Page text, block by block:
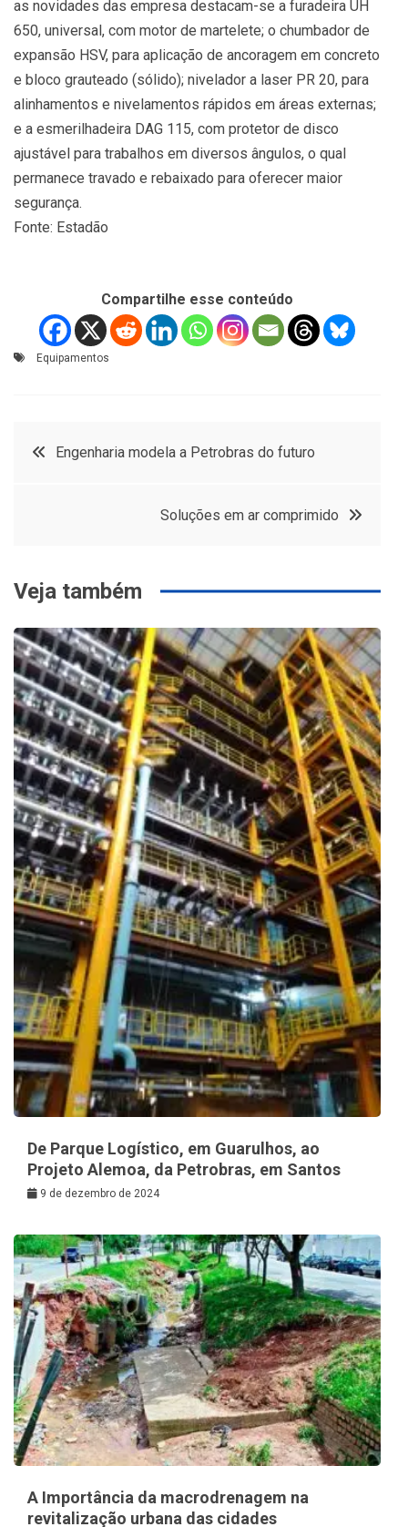
as novidades das empresa destacam-se a furadeira UH
650, universal, com motor de martelete; o chumbador de
expansão HSV, para aplicação de ancoragem em concreto
e bloco grauteado (sólido); nivelador a laser PR 20, para
alinhamentos e nivelamentos rápidos em áreas externas;
e a esmerilhadeira DAG 115, com protetor de disco
ajustável para trabalhos em diversos ângulos, o qual
permanece travado e rebaixado para oferecer maior
segurança.
Fonte: Estadão
Compartilhe esse conteúdo
Equipamentos
Navegação
Engenharia modela a Petrobras do futuro
Soluções em ar comprimido
Veja também
De Parque Logístico, em Guarulhos, ao
Projeto Alemoa, da Petrobras, em Santos
9 de dezembro de 2024
A Importância da macrodrenagem na
revitalização urbana das cidades